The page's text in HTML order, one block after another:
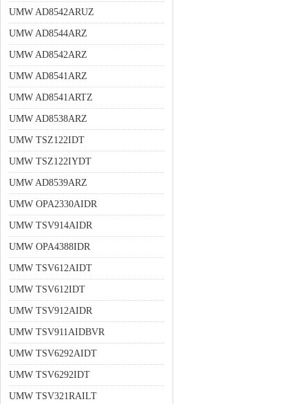
UMW AD8542ARUZ
UMW AD8544ARZ
UMW AD8542ARZ
UMW AD8541ARZ
UMW AD8541ARTZ
UMW AD8538ARZ
UMW TSZ122IDT
UMW TSZ122IYDT
UMW AD8539ARZ
UMW OPA2330AIDR
UMW TSV914AIDR
UMW OPA4388IDR
UMW TSV612AIDT
UMW TSV612IDT
UMW TSV912AIDR
UMW TSV911AIDBVR
UMW TSV6292AIDT
UMW TSV6292IDT
UMW TSV321RAILT